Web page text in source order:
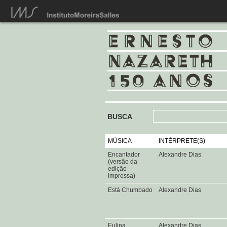
BUSCA
MÚSICA
INTÉRPRETE(S)
Encantador
(versão da
edição
impressa)
Alexandre Dias
Está Chumbado Alexandre Dias